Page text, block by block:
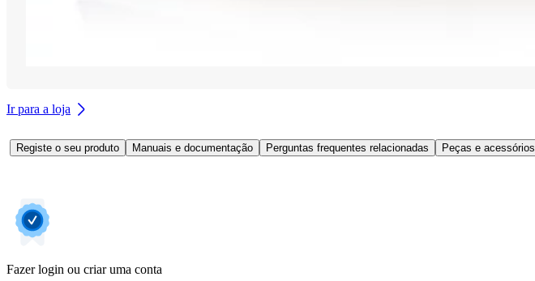
Ir para a loja
Registe o seu produto Manuais e documentação Perguntas frequentes relacionadas Peças e acessórios
Fazer login ou criar uma conta